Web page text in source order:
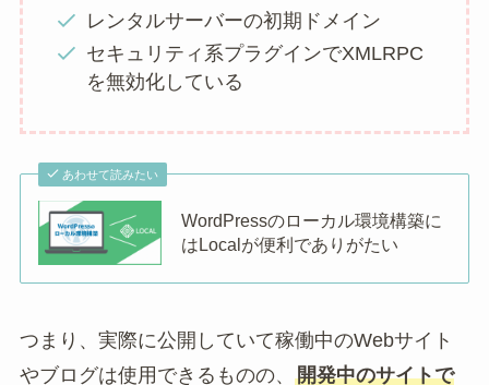
レンタルサーバーの初期ドメイン
セキュリティ系プラグインでXMLRPC
を無効化している
あわせて読みたい
WordPressのローカル環境構築に
はLocalが便利でありがたい
つまり、実際に公開していて稼働中のWebサイト
やブログは使用できるものの、 開発中のサイトで